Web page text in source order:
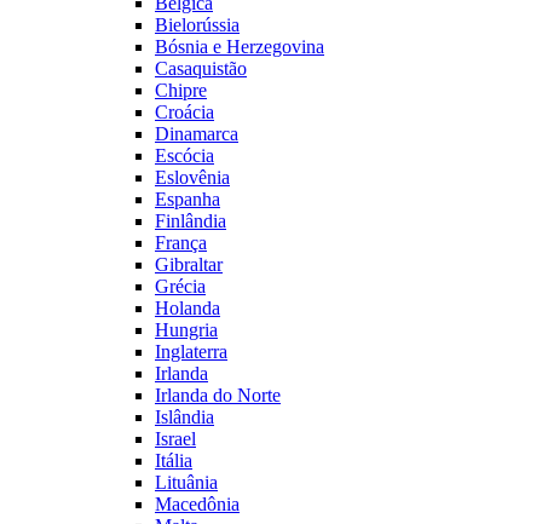
Bielorússia
Bósnia e Herzegovina
Casaquistão
Chipre
Croácia
Dinamarca
Escócia
Eslovênia
Espanha
Finlândia
França
Gibraltar
Grécia
Holanda
Hungria
Inglaterra
Irlanda
Irlanda do Norte
Islândia
Israel
Itália
Lituânia
Macedônia